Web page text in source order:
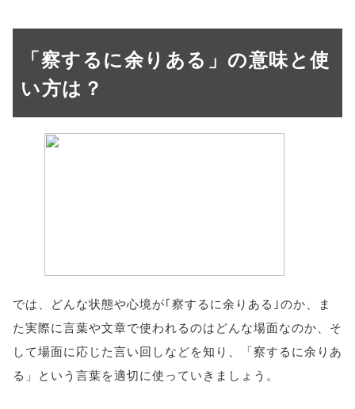
「察するに余りある」の意味と使
い方は？
では、どんな状態や心境が｢察するに余りある｣のか、ま
た実際に言葉や文章で使われるのはどんな場面なのか、そ
して場面に応じた言い回しなどを知り、「察するに余りあ
る」という言葉を適切に使っていきましょう。